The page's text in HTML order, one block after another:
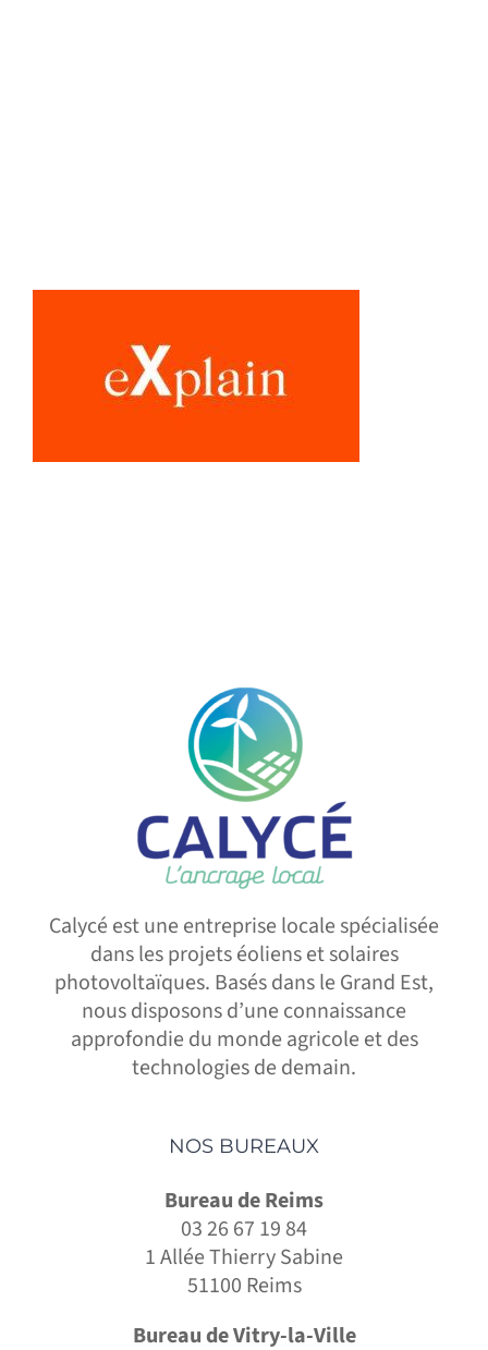
Calycé est une entreprise locale spécialisée
dans les projets éoliens et solaires
photovoltaïques. Basés dans le Grand Est,
nous disposons d’une connaissance
approfondie du monde agricole et des
technologies de demain.
NOS BUREAUX
Bureau de Reims
03 26 67 19 84
1 Allée Thierry Sabine
51100 Reims
Bureau de Vitry-la-Ville